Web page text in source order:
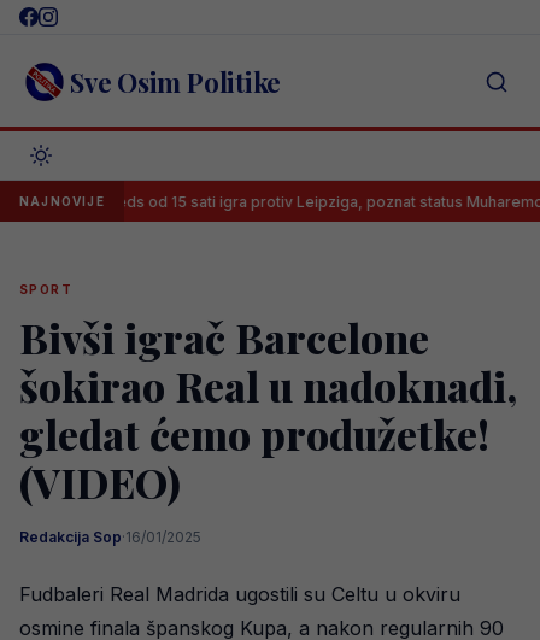
Skip
content Sve Osim Politike
NAJNOVIJE
Leeds od 15 sati igra protiv Leipziga, poznat status Muharemovića
SPORT
Bivši igrač Barcelone
šokirao Real u nadoknadi,
gledat ćemo produžetke!
(VIDEO)
Redakcija Sop·16/01/2025
Fudbaleri Real Madrida ugostili su Celtu u okviru
osmine finala španskog Kupa, a nakon regularnih 90